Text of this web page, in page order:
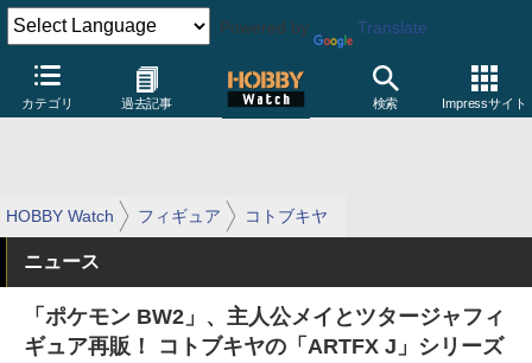
Powered by Translate
カテゴリ 過去記事 検索 Impressサイト
HOBBY Watch フィギュア コトブキヤ
ニュース
「ポケモン BW2」、主人公メイとツタージャフィ
ギュア再販！ コトブキヤの「ARTFX J」シリーズ